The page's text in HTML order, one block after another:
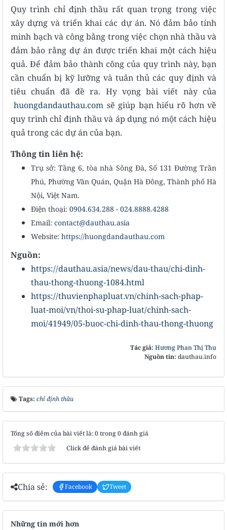
Quy trình chỉ định thầu rất quan trọng trong việc
xây dựng và triển khai các dự án. Nó đảm bảo tính
minh bạch và công bằng trong việc chọn nhà thầu và
đảm bảo rằng dự án được triển khai một cách hiệu
quả. Để đảm bảo thành công của quy trình này, bạn
cần chuẩn bị kỹ lưỡng và tuân thủ các quy định và
tiêu chuẩn đã đề ra. Hy vọng bài viết này của
huongdandauthau.com sẽ giúp bạn hiểu rõ hơn về
quy trình chỉ định thầu và áp dụng nó một cách hiệu
quả trong các dự án của bạn.
Thông tin liên hệ:
Trụ sở: Tầng 6, tòa nhà Sông Đà, Số 131 Đường Trần
Phú, Phường Văn Quán, Quận Hà Đông, Thành phố Hà
Nội, Việt Nam.
Điện thoại: 0904.634.288 - 024.8888.4288
Email: contact@dauthau.asia
Website: https://huongdandauthau.com
Nguồn:
https://dauthau.asia/news/dau-thau/chi-dinh-
thau-thong-thuong-1084.html
https://thuvienphapluat.vn/chinh-sach-phap-
luat-moi/vn/thoi-su-phap-luat/chinh-sach-
moi/41949/05-buoc-chi-dinh-thau-thong-thuong
Tác giả: Hương Phan Thị Thu
Nguồn tin: dauthau.info
Tags: chỉ định thầu
Tổng số điểm của bài viết là: 0 trong 0 đánh giá
Click để đánh giá bài viết
Chia sẻ: Facebook Tweet
Những tin mới hơn